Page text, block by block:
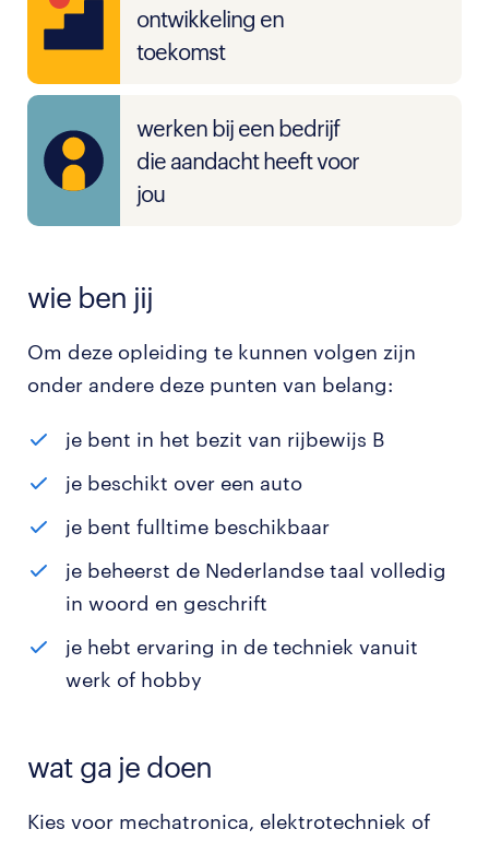
ontwikkeling en
toekomst
werken bij een bedrijf
die aandacht heeft voor
jou
wie ben jij
Om deze opleiding te kunnen volgen zijn
onder andere deze punten van belang:
je bent in het bezit van rijbewijs B
je beschikt over een auto
je bent fulltime beschikbaar
je beheerst de Nederlandse taal volledig
in woord en geschrift
je hebt ervaring in de techniek vanuit
werk of hobby
wat ga je doen
Kies voor mechatronica, elektrotechniek of